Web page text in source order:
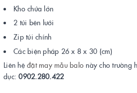
Kho chứa lớn
2 túi bên lưới
Zip túi chính
Các biện pháp 26 x 8 x 30 (cm)
Liên hệ đặt may mẫu balo này cho trường
dục:0902.280.422